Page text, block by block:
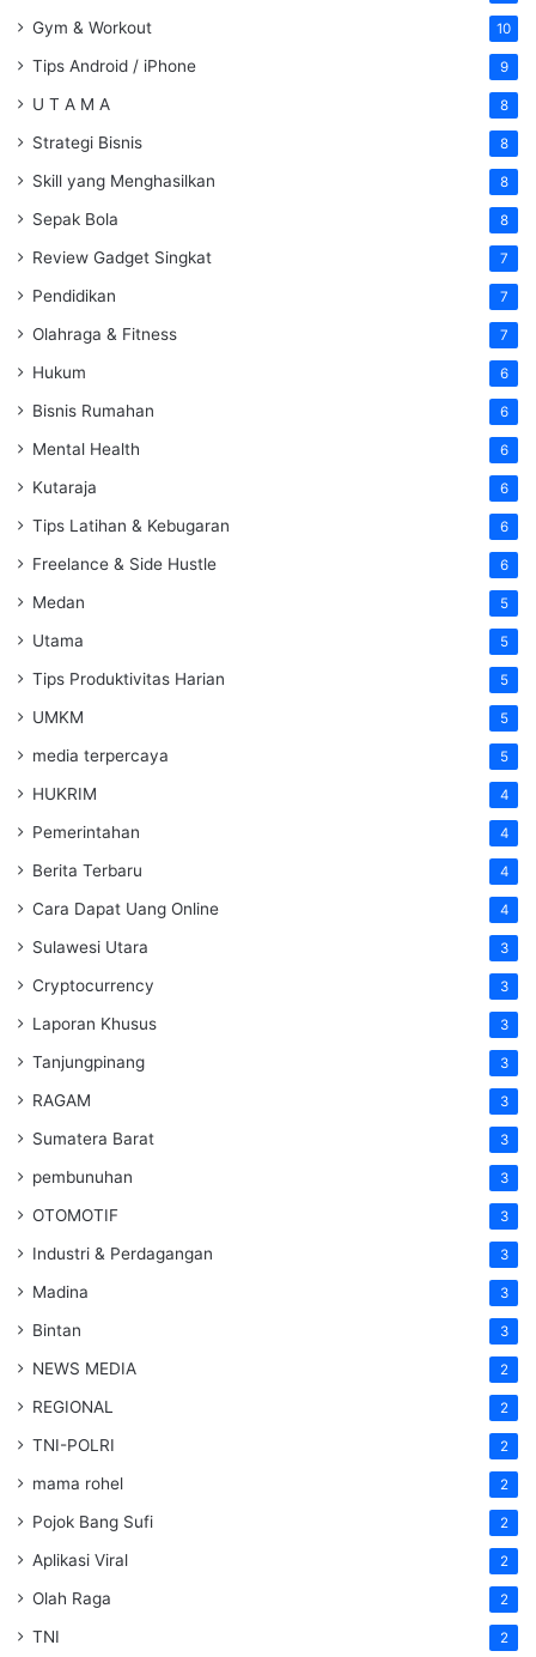
Gym & Workout 10
Tips Android / iPhone 9
U T A M A 8
Strategi Bisnis 8
Skill yang Menghasilkan 8
Sepak Bola 8
Review Gadget Singkat 7
Pendidikan 7
Olahraga & Fitness 7
Hukum 6
Bisnis Rumahan 6
Mental Health 6
Kutaraja 6
Tips Latihan & Kebugaran 6
Freelance & Side Hustle 6
Medan 5
Utama 5
Tips Produktivitas Harian 5
UMKM 5
media terpercaya 5
HUKRIM 4
Pemerintahan 4
Berita Terbaru 4
Cara Dapat Uang Online 4
Sulawesi Utara 3
Cryptocurrency 3
Laporan Khusus 3
Tanjungpinang 3
RAGAM 3
Sumatera Barat 3
pembunuhan 3
OTOMOTIF 3
Industri & Perdagangan 3
Madina 3
Bintan 3
NEWS MEDIA 2
REGIONAL 2
TNI-POLRI 2
mama rohel 2
Pojok Bang Sufi 2
Aplikasi Viral 2
Olah Raga 2
TNI 2